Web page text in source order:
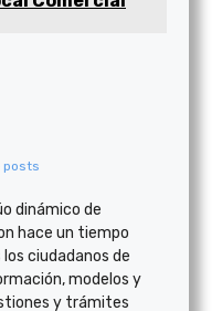
posts
dinámico de
hace un tiempo
ciudadanos de
modelos y
y trámites